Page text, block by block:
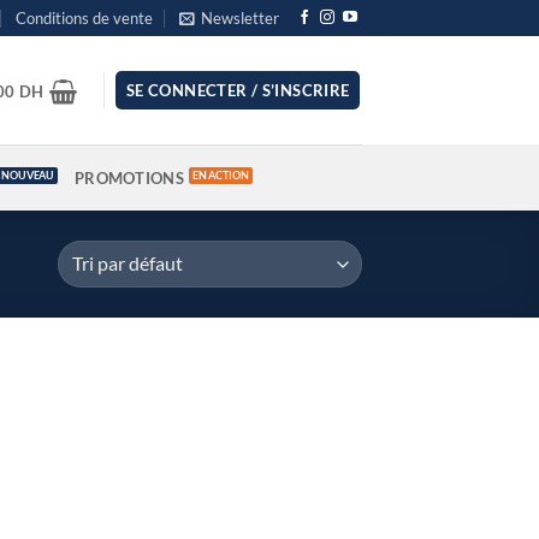
Conditions de vente Newsletter
DH SE CONNECTER / S’INSCRIRE
PROMOTIONS